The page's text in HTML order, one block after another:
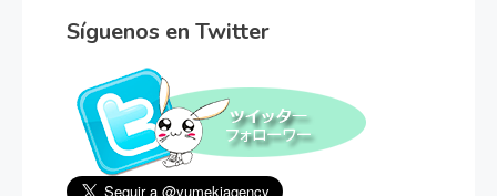
Síguenos en Twitter